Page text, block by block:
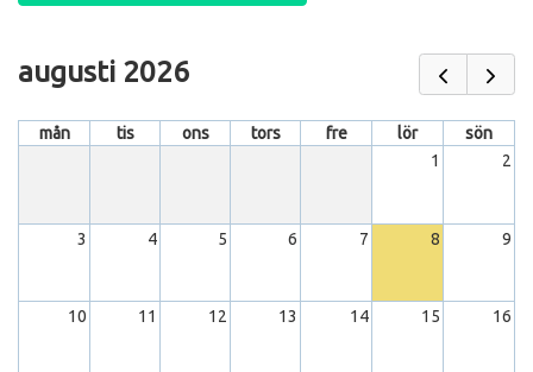
augusti 2026
mån tis ons tors fre lör
sön
1
2
3 4 5 6 7 8 9
10 11 12 13 14 15 16